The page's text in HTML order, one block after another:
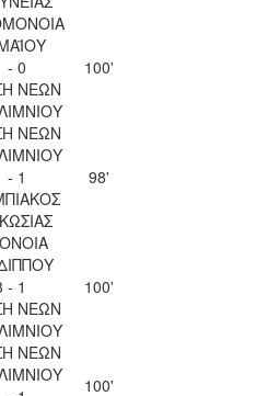
- 0
ΝΕΩΝ
100'
ΝΕΩΝ
- 1
98'
- 1
ΝΕΩΝ
100'
ΝΕΩΝ
100'